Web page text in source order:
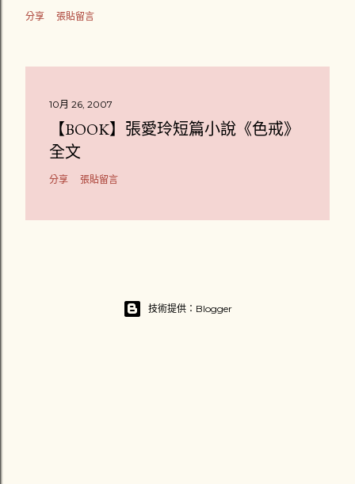
分享 張貼留言
10月 26, 2007
【BOOK】張愛玲短篇小說《色戒》
全文
分享 張貼留言
技術提供：Blogger